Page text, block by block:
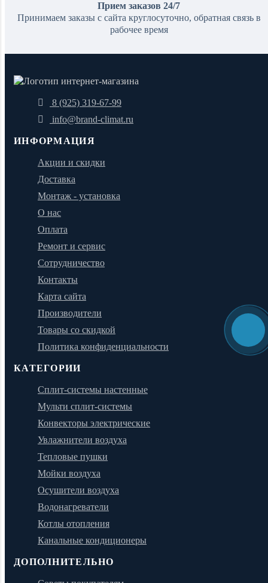
Прием заказов 24/7
Принимаем заказы с сайта круглосуточно, обратная связь в
рабочее время
8 (925) 319-67-99
info@brand-climat.ru
ИНФОРМАЦИЯ
Акции и скидки
Доставка
Монтаж - установка
О нас
Оплата
Ремонт и сервис
Сотрудничество
Контакты
Карта сайта
Производители
Товары со скидкой
Политика конфиденциальности
КАТЕГОРИИ
Сплит-системы настенные
Мульти сплит-системы
Конвекторы электрические
Увлажнители воздуха
Тепловые пушки
Мойки воздуха
Осушители воздуха
Водонагреватели
Котлы отопления
Канальные кондиционеры
ДОПОЛНИТЕЛЬНО